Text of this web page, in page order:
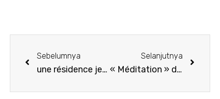
Sebelumnya
une résidence jeune création à l IFI Surabaya : photographe Erell Hemmer
Selanjutnya
« Méditation » du compositeur français Jules Massenet interpreté par Shienny Kurniawati et Finna Kurniawati